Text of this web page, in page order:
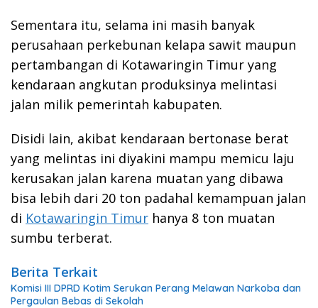
Sementara itu, selama ini masih banyak
perusahaan perkebunan kelapa sawit maupun
pertambangan di Kotawaringin Timur yang
kendaraan angkutan produksinya melintasi
jalan milik pemerintah kabupaten.
Disidi lain, akibat kendaraan bertonase berat
yang melintas ini diyakini mampu memicu laju
kerusakan jalan karena muatan yang dibawa
bisa lebih dari 20 ton padahal kemampuan jalan
di Kotawaringin Timur hanya 8 ton muatan
sumbu terberat.
Berita Terkait
Komisi III DPRD Kotim Serukan Perang Melawan Narkoba dan
Pergaulan Bebas di Sekolah